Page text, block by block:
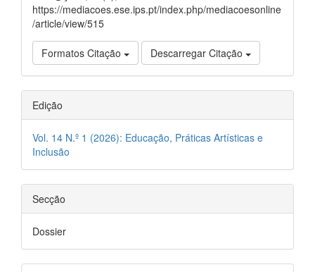
https://mediacoes.ese.ips.pt/index.php/mediacoesonline
/article/view/515
Formatos Citação Descarregar Citação
Edição
Vol. 14 N.º 1 (2026): Educação, Práticas Artísticas e
Inclusão
Secção
Dossier